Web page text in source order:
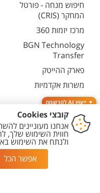
ייעוץ AI להרשמה
חיפוש מנחה - פורטל
המחקר (CRIS)
מרכז יזמות 360
BGN Technology
Transfer
פארק ההייטק
משרות אקדמיות
נגישות
מדיניות